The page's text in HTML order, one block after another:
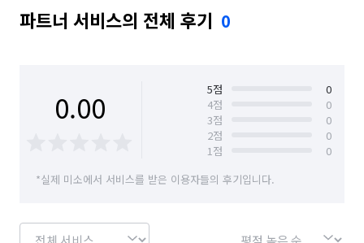
파트너 서비스의 전체 후기 0
0.00 5점
0
4점
0
3점
0
2점
0
1점
0
*실제 미소에서 서비스를 받은 이용자들의 후기입니다.